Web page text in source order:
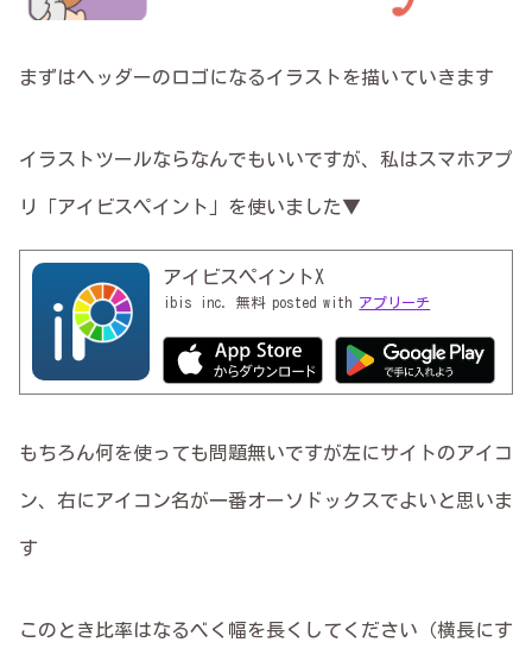
まずはヘッダーのロゴになるイラストを描いていきます
イラストツールならなんでもいいですが、私はスマホアプ
リ「アイビスペイント」を使いました▼
アイビスペイントX
ibis inc. 無料 posted with アプリーチ
もちろん何を使っても問題無いですが左にサイトのアイコ
ン、右にアイコン名が一番オーソドックスでよいと思いま
す
このとき比率はなるべく幅を長くしてください（横長にす